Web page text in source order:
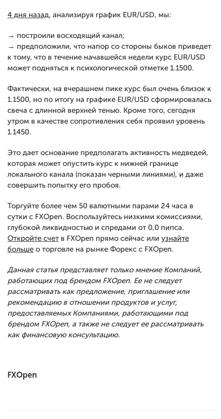
4 дня назад, анализируя график EUR/USD, мы:
→ построили восходящий канал;
→ предположили, что напор со стороны быков приведет
к тому, что в течение начавшейся недели курс EUR/USD
может подняться к психологической отметке 1.1500.
Фактически, на вчерашнем пике курс был очень близок к
1.1500, но по итогу на графике EUR/USD сформировалась
свеча с длинной верхней тенью. Кроме того, сегодня
утром в качестве сопротивления себя проявил уровень
1.1450.
Это дает основание предполагать активность медведей,
которая может опустить курс к нижней границе
локального канала (показан черными линиями), и даже
совершить попытку его пробоя.
Торгуйте более чем 50 валютными парами 24 часа в
сутки с FXOpen. Воспользуйтесь низкими комиссиями,
глубокой ликвидностью и спредами от 0,0 пипса.
Откройте счет в FXOpen прямо сейчас или узнайте
больше о торговле на рынке Форекс с FXOpen.
Данная статья представляет только мнение Компаний,
работающих под брендом FXOpen. Ее не следует
рассматривать как предложение, приглашение или
рекомендацию в отношении продуктов и услуг,
предоставляемых Компаниями, работающими под
брендом FXOpen, а также не следует ее рассматривать
как финансовую консультацию.
FXOpen